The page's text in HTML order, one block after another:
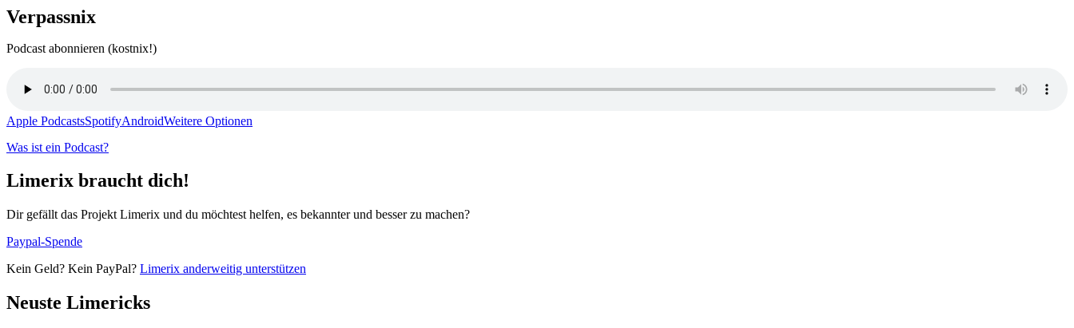
Verpassnix
Podcast abonnieren (kostnix!)
Apple PodcastsSpotifyAndroidWeitere Optionen
Was ist ein Podcast?
Limerix braucht dich!
Dir gefällt das Projekt Limerix und du möchtest helfen, es bekannter und besser zu machen?
Paypal-Spende
Kein Geld? Kein PayPal? Limerix anderweitig unterstützen
Neuste Limericks